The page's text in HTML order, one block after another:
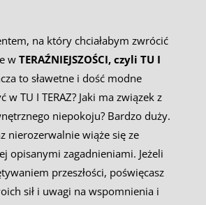
na który chciałabym zwrócić
w TERAŹNIEJSZOŚCI, czyli TU I
to sławetne i dość modne
w TU I TERAZ? Jaki ma związek z
niepokoju? Bardzo duży.
nierozerwalnie wiąże się ze
opisanymi zagadnieniami. Jeżeli
przeszłości, poświęcasz
sił i uwagi na wspomnienia i